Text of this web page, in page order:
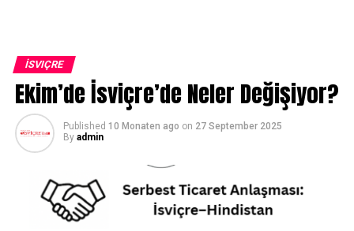
İSVIÇRE
Ekim’de İsviçre’de Neler Değişiyor?
Published 10 Monaten ago on 27 September 2025
By admin